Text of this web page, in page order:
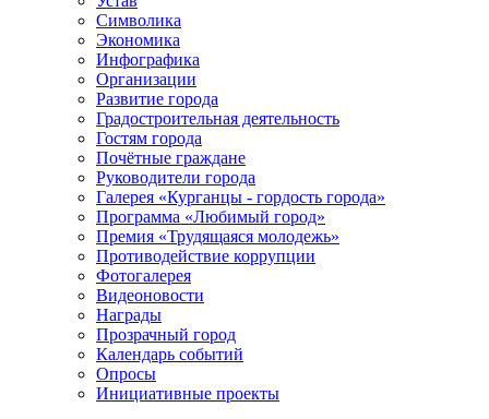
Символика
Экономика
Инфографика
Организации
Развитие города
Градостроительная деятельность
Гостям города
Почётные граждане
Руководители города
Галерея «Курганцы - гордость города»
Программа «Любимый город»
Премия «Трудящаяся молодежь»
Противодействие коррупции
Фотогалерея
Видеоновости
Награды
Прозрачный город
Календарь событий
Опросы
Инициативные проекты